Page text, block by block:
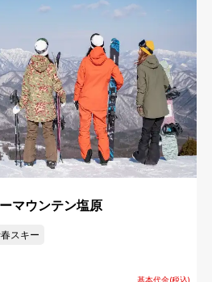
マウンテン塩原
春スキー